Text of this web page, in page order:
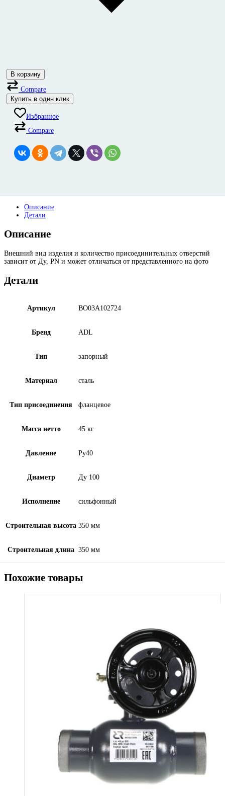
В корзину
Compare
Купить в один клик
Избранное
Compare
Описание
Детали
Описание
Внешний вид изделия и количество присоединительных отверстий
зависит от Ду, PN и может отличаться от представленного на фото
Детали
Артикул BO03A102724
Бренд ADL
Тип запорный
Материал сталь
Тип присоединения фланцевое
Масса нетто 45 кг
Давление Ру40
Диаметр Ду 100
Исполнение сильфонный
Строительная высота 350 мм
Строительная длина 350 мм
Похожие товары